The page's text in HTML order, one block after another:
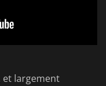
et largement